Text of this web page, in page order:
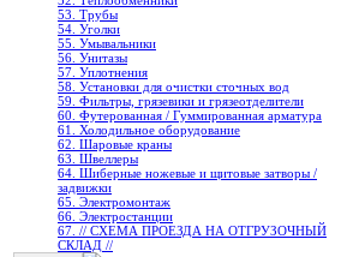
53. Трубы
54. Уголки
55. Умывальники
56. Унитазы
57. Уплотнения
58. Установки для очистки сточных вод
59. Фильтры, грязевики и грязеотделители
60. Футерованная / Гуммированная арматура
61. Холодильное oборудование
62. Шаровые краны
63. Швеллеры
64. Шиберные ножевые и щитовые затворы /
задвижки
65. Электромонтаж
66. Электростанции
67. // СХЕМА ПРОЕЗДА НА ОТГРУЗОЧНЫЙ
СКЛАД //